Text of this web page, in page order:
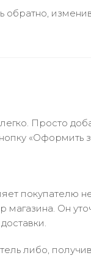
Просто
«Оформить
покупателю
Он
либо,